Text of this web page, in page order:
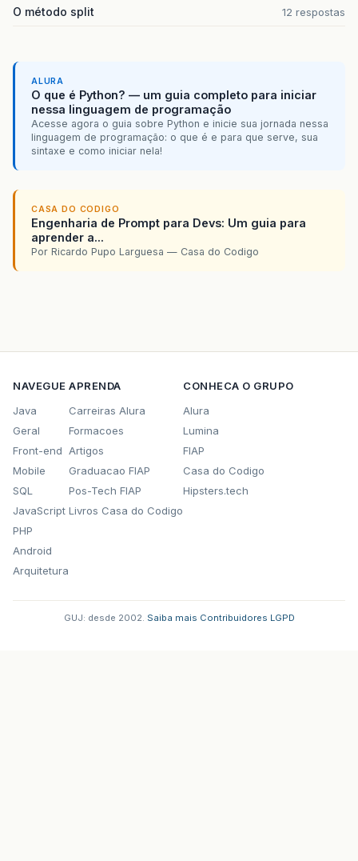
O método split 12 respostas
ALURA
O que é Python? — um guia completo para iniciar
nessa linguagem de programação
Acesse agora o guia sobre Python e inicie sua jornada nessa
linguagem de programação: o que é e para que serve, sua
sintaxe e como iniciar nela!
CASA DO CODIGO
Engenharia de Prompt para Devs: Um guia para
aprender a...
Por Ricardo Pupo Larguesa — Casa do Codigo
NAVEGUE
Java
Geral
Front-end
Mobile
SQL
JavaScript
PHP
Android
Arquitetura
APRENDA
Carreiras Alura
Formacoes
Artigos
Graduacao FIAP
Pos-Tech FIAP
Livros Casa do Codigo
CONHECA O GRUPO
Alura
Lumina
FIAP
Casa do Codigo
Hipsters.tech
GUJ: desde 2002. Saiba mais Contribuidores LGPD